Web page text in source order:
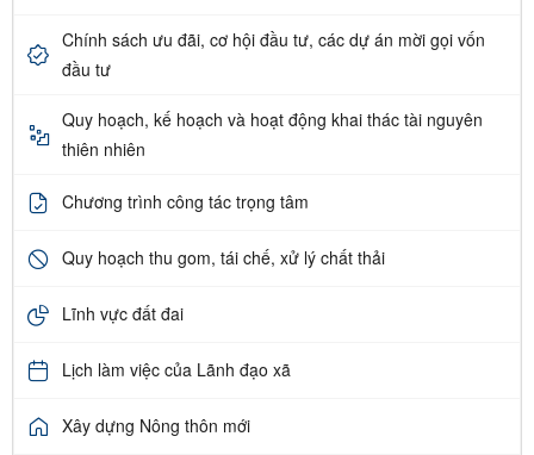
Chính sách ưu đãi, cơ hội đầu tư, các dự án mời gọi vốn
đầu tư
Quy hoạch, kế hoạch và hoạt động khai thác tài nguyên
thiên nhiên
Chương trình công tác trọng tâm
Quy hoạch thu gom, tái chế, xử lý chất thải
Lĩnh vực đất đai
Lịch làm việc của Lãnh đạo xã
Xây dựng Nông thôn mới